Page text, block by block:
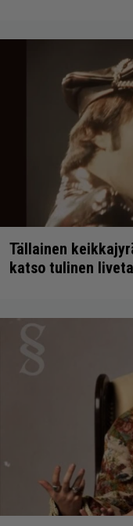
Tällainen
katso tulinen